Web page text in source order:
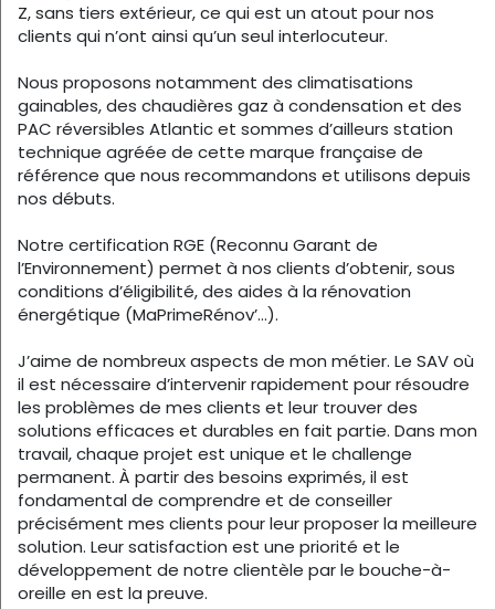
Z, sans tiers extérieur, ce qui est un atout pour nos
clients qui n’ont ainsi qu’un seul interlocuteur.
Nous proposons notamment des climatisations
gainables, des chaudières gaz à condensation et des
PAC réversibles Atlantic et sommes d’ailleurs station
technique agréée de cette marque française de
référence que nous recommandons et utilisons depuis
nos débuts.
Notre certification RGE (Reconnu Garant de
l’Environnement) permet à nos clients d’obtenir, sous
conditions d’éligibilité, des aides à la rénovation
énergétique (MaPrimeRénov’…).
J’aime de nombreux aspects de mon métier. Le SAV où
il est nécessaire d’intervenir rapidement pour résoudre
les problèmes de mes clients et leur trouver des
solutions efficaces et durables en fait partie. Dans mon
travail, chaque projet est unique et le challenge
permanent. À partir des besoins exprimés, il est
fondamental de comprendre et de conseiller
précisément mes clients pour leur proposer la meilleure
solution. Leur satisfaction est une priorité et le
développement de notre clientèle par le bouche-à-
oreille en est la preuve.